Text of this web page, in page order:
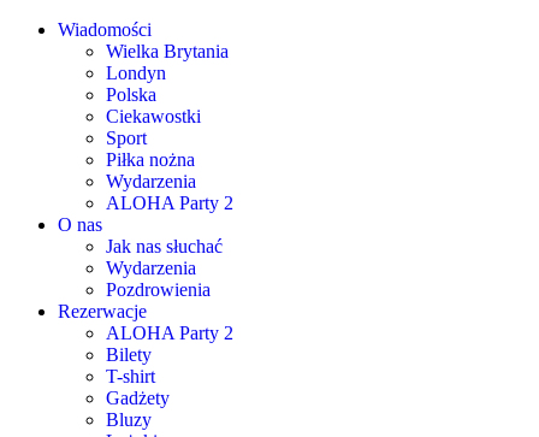
Wiadomości
Wielka Brytania
Londyn
Polska
Ciekawostki
Sport
Piłka nożna
Wydarzenia
ALOHA Party 2
O nas
Jak nas słuchać
Wydarzenia
Pozdrowienia
Rezerwacje
ALOHA Party 2
Bilety
T-shirt
Gadżety
Bluzy